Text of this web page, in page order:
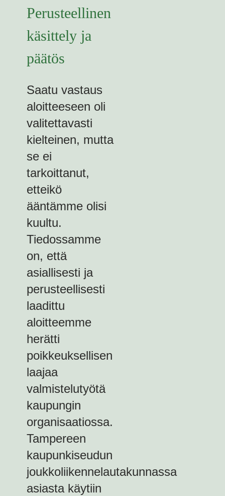
Perusteellinen
käsittely ja
päätös
Saatu vastaus
aloitteeseen oli
valitettavasti
kielteinen, mutta
se ei
tarkoittanut,
etteikö
ääntämme olisi
kuultu.
Tiedossamme
on, että
asiallisesti ja
perusteellisesti
laadittu
aloitteemme
herätti
poikkeuksellisen
laajaa
valmistelutyötä
kaupungin
organisaatiossa.
Tampereen
kaupunkiseudun
joukkoliikennelautakunnassa
asiasta käytiin